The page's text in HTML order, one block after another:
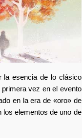
la esencia de lo clásico
vez en el evento
en la era de «oro» de
los elementos de uno de